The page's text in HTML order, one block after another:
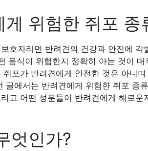
게 위험한 쥐포 종
호자라면 반려견의 건강과 안전에
음식이 위험한지 정확히 아는 것이
쥐포가 반려견에게 안전한 것은 아니
글에서는 반려견에게 위험한 쥐포 종
고 어떤 성분들이 반려견에게 해로
엇인가?